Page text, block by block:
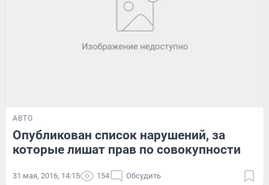
АВТО
Опубликован список нарушений, за
которые лишат прав по совокупности
31 мая, 2016, 14:15 154 Обсудить